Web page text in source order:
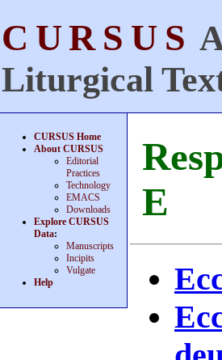
CURSUS
Liturgical
CURSUS Home
About CURSUS
Editorial
Practices
Technology
EMACS
Downloads
Explore CURSUS
Data:
Manuscripts
Incipits
Vulgate
Help
E